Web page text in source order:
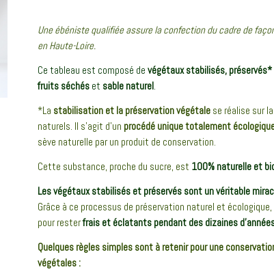
Une ébéniste qualifiée assure la confection du cadre de
en Haute-Loire.
Ce tableau est composé de végétaux stabilisés,
fruits séchéset sable naturel.
*La stabilisation et la préservation végétalese réalise sur
naturels. Il s’agit d’un procédé unique totalement
sève naturelle par un produit de conservation.
Cette substance, proche du sucre, est 100% naturelle et
Les végétaux stabilisés et préservés sont un véritable
Grâce à ce processus de préservation naturel et écologique,
pour resterfrais et éclatants pendant des dizaines
Quelques règles simples sont à retenir pour une
végétales :